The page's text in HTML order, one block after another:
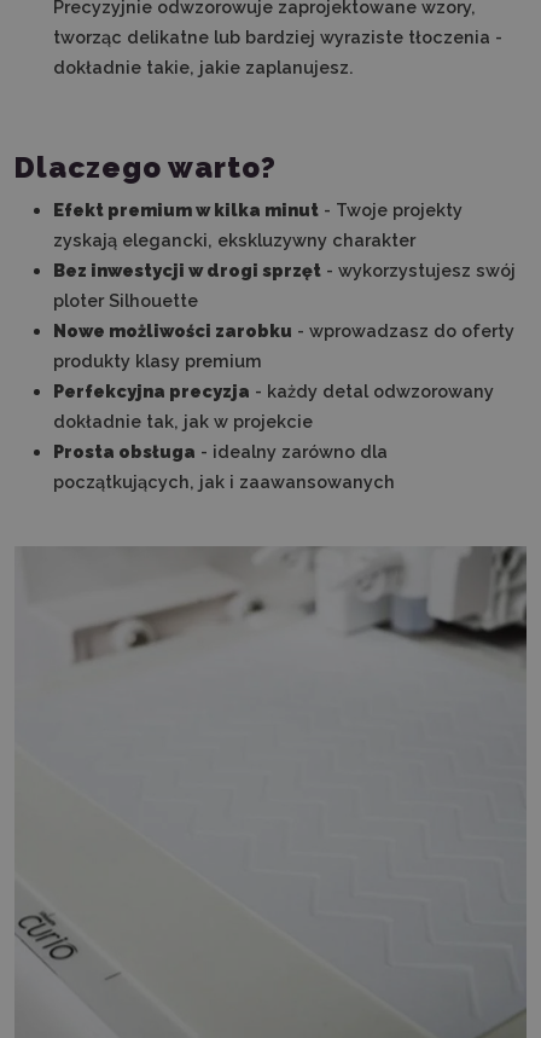
Precyzyjnie odwzorowuje zaprojektowane wzory,
tworząc delikatne lub bardziej wyraziste tłoczenia -
dokładnie takie, jakie zaplanujesz.
Dlaczego warto?
Efekt premium w kilka minut - Twoje projekty
zyskają elegancki, ekskluzywny charakter
Bez inwestycji w drogi sprzęt - wykorzystujesz swój
ploter Silhouette
Nowe możliwości zarobku - wprowadzasz do oferty
produkty klasy premium
Perfekcyjna precyzja - każdy detal odwzorowany
dokładnie tak, jak w projekcie
Prosta obsługa - idealny zarówno dla
początkujących, jak i zaawansowanych